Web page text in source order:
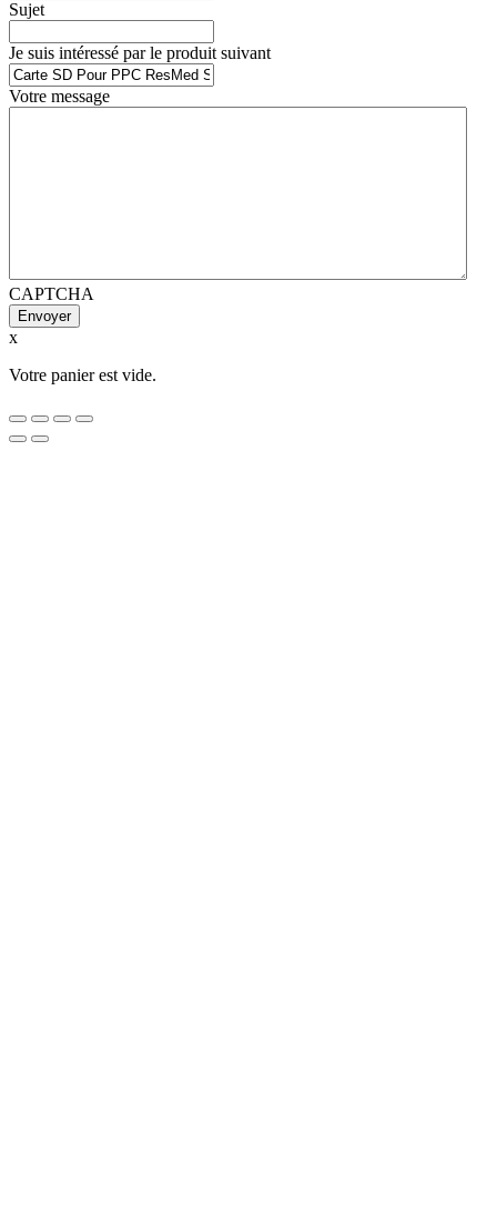
Sujet
Je suis intéressé par le produit suivant
Votre message
CAPTCHA
x
Votre panier est vide.